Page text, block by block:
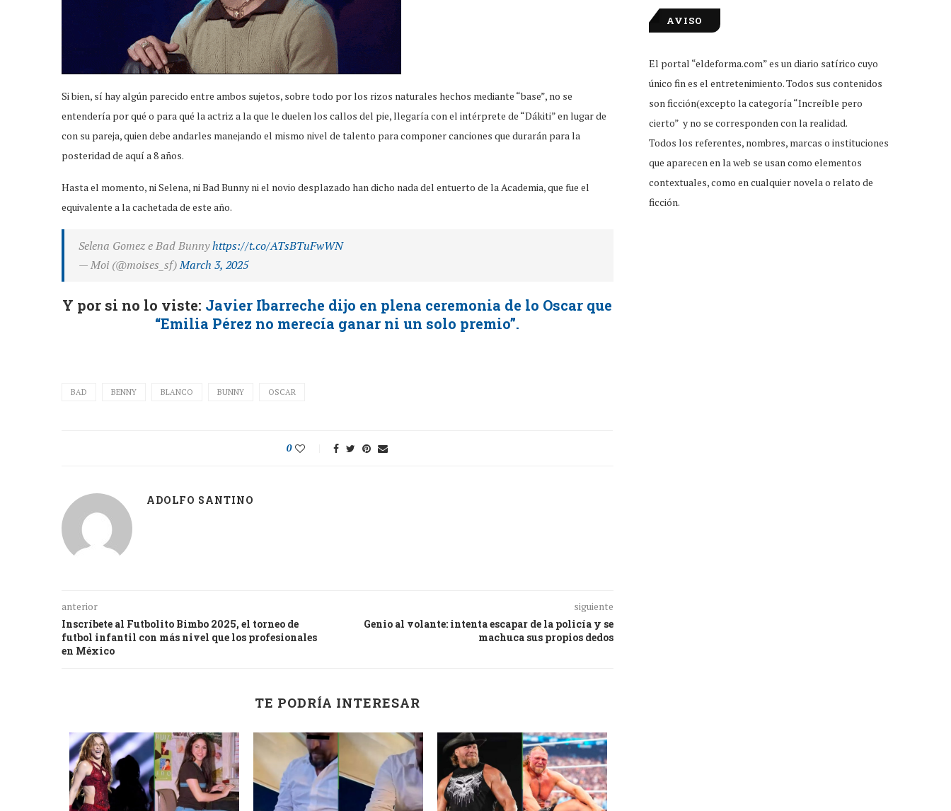
Si bien, sí hay algún parecido entre ambos sujetos, sobre todo por los rizos naturales hechos mediante “base”, no se
entendería por qué o para qué la actriz a la que le duelen los callos del pie, llegaría con el intérprete de “Dákiti” en lugar de
con su pareja, quien debe andarles manejando el mismo nivel de talento para componer canciones que durarán para la
posteridad de aquí a 8 años.
Hasta el momento, ni Selena, ni Bad Bunny ni el novio desplazado han dicho nada del entuerto de la Academia, que fue el
equivalente a la cachetada de este año.
Selena Gomez e Bad Bunnyhttps://t.co/ATsBTuFwWN
— Moi (@moises_sf)March 3, 2025
Y por si no lo viste: Javier Ibarreche dijo en plena ceremonia de lo Oscar que
“Emilia Pérez no merecía ganar ni un solo premio”.
BAD BENNY BLANCO BUNNY OSCAR
0
ADOLFO SANTINO
anterior
Inscríbete al Futbolito Bimbo 2025, el torneo de
futbol infantil con más nivel que los profesionales
en México
siguiente
Genio al volante: intenta escapar de la policía y se
machuca sus propios dedos
TE PODRÍA INTERESAR
AVISO
El portal “eldeforma.com” es un diario satírico cuyo
único fin es el entretenimiento. Todos sus contenidos
son ficción(excepto la categoría “Increíble pero
cierto” y no se corresponden con la realidad.
Todos los referentes, nombres, marcas o instituciones
que aparecen en la web se usan como elementos
contextuales, como en cualquier novela o relato de
ficción.